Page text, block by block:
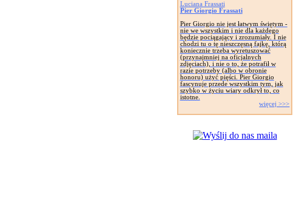
Luciana Frassati
Pier Giorgio Frassati
Pier Giorgio nie jest łatwym świętym -
nie we wszystkim i nie dla każdego
będzie pociągający i zrozumiały. I nie
chodzi tu o tę nieszczęsną fajkę, którą
koniecznie trzeba wyretuszować
(przynajmniej na oficjalnych
zdjęciach), i nie o to, że potrafił w
razie potrzeby (albo w obronie
honoru) użyć pięści. Pier Giorgio
fascynuje przede wszystkim tym, jak
szybko w życiu wiary odkrył to, co
istotne.
więcej >>>